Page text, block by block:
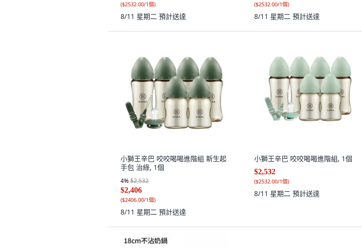
($2532.00/1個)
8/11 星期二 預計送達
($2532.00/1個)
8/11 星期二 預計送達
小獅王辛巴 咬咬喝喝進階組 新生起
手包 治綠, 1個
4%$2,532
$2,406
($2406.00/1個)
8/11 星期二 預計送達
小獅王辛巴 咬咬喝喝進階組, 1個
$2,532
($2532.00/1個)
8/11 星期二 預計送達